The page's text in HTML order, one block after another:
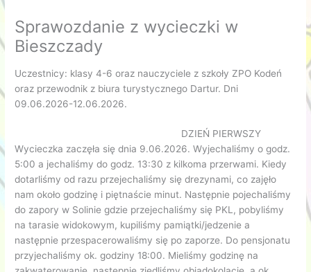
Sprawozdanie z wycieczki w
Bieszczady
Uczestnicy: klasy 4-6 oraz nauczyciele z szkoły ZPO Kodeń
oraz przewodnik z biura turystycznego Dartur. Dni
09.06.2026-12.06.2026.
DZIEŃ PIERWSZY
Wycieczka zaczęła się dnia 9.06.2026. Wyjechaliśmy o godz.
5:00 a jechaliśmy do godz. 13:30 z kilkoma przerwami. Kiedy
dotarliśmy od razu przejechaliśmy się drezynami, co zajęło
nam około godzinę i piętnaście minut. Następnie pojechaliśmy
do zapory w Solinie gdzie przejechaliśmy się PKL, pobyliśmy
na tarasie widokowym, kupiliśmy pamiątki/jedzenie a
następnie przespacerowaliśmy się po zaporze. Do pensjonatu
przyjechaliśmy ok. godziny 18:00. Mieliśmy godzinę na